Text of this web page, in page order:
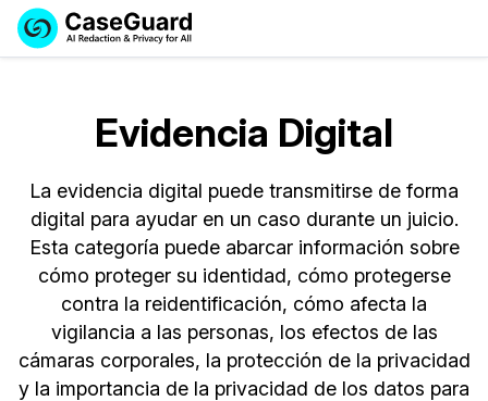
Licencia de CaseGuard Studio
Precios de Redacción a Pedido
Soluciones
Redacción de vídeos
Redacción de documentos
Redacción de audio
Redacción en Bulto
Industrias
Cuerpos Policiales
Transportación
La Atención Médica
Precios
Recursos
Preguntas Frecuentes
Eventos
Español
Evidencia Digital
La evidencia digital puede transmitirse de forma
digital para ayudar en un caso durante un juicio.
Esta categoría puede abarcar información sobre
cómo proteger su identidad, cómo protegerse
contra la reidentificación, cómo afecta la
vigilancia a las personas, los efectos de las
cámaras corporales, la protección de la privacidad
y la importancia de la privacidad de los datos para